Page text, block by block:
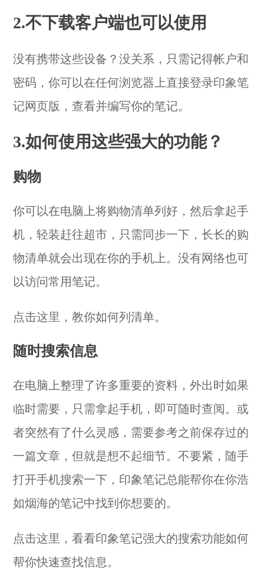
2.不下载客户端也可以使用
没有携带这些设备？没关系，只需记得帐户和
密码，你可以在任何浏览器上直接登录印象笔
记网页版 ，查看并编写你的笔记。
3.如何使用这些强大的功能？
购物
你可以在电脑上将购物清单列好，然后拿起手
机，轻装赶往超市，只需同步一下，长长的购
物清单就会出现在你的手机上。没有网络也可
以访问常用笔记。
点击这里 ，教你如何列清单。
随时搜索信息
在电脑上整理了许多重要的资料，外出时如果
临时需要，只需拿起手机，即可随时查阅。或
者突然有了什么灵感，需要参考之前保存过的
一篇文章，但就是想不起细节。不要紧，随手
打开手机搜索一下，印象笔记总能帮你在你浩
如烟海的笔记中找到你想要的。
点击这里 ，看看印象笔记强大的搜索功能如何
帮你快速查找信息。